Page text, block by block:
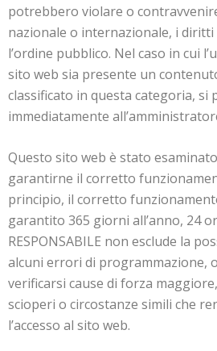
potrebbero violare o
nazionale o internazionale, i
l’ordine pubblico. Nel caso in cui
sito web sia presente un
classificato in questa categoria, si
immediatamente
Questo sito web è stato
garantirne il corretto
principio, il corretto
garantito 365 giorni all’anno, 24
RESPONSABILE non esclude la
alcuni errori di programmazione,
verificarsi cause di forza
scioperi o circostanze simili che
l’accesso al sito web.